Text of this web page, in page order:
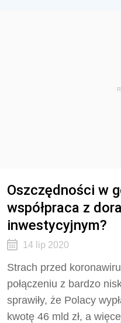
Oszczędności w
współpraca z
inwestycyjnym?
14 lip 2020
Strach przed
połączeniu z bardzo
sprawiły, że Polacy
kwotę 46 mld zł, a